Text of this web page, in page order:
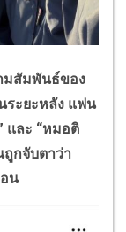
สัมพันธ์ของ
ระยะหลัง แฟน
และ “หมอติ
กจับตาว่า
น